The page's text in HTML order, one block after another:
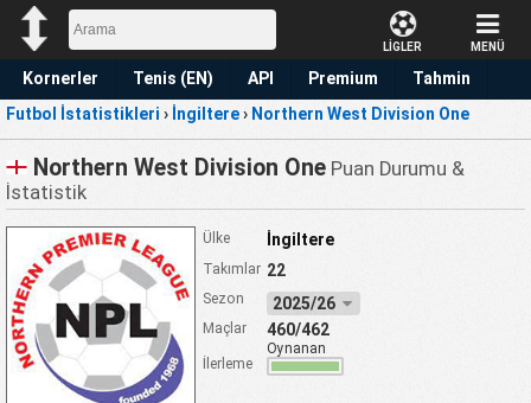
LİGLER MENÜ
Kornerler Tenis (EN) API Premium
Tahmin
Futbol İstatistikleri › İngiltere› Northern West Division One
Northern West Division One Puan Durumu &
İstatistik
Ülke İngiltere
Takımlar 22
Sezon 2025/26
Maçlar 460/462
Oynanan
İlerleme